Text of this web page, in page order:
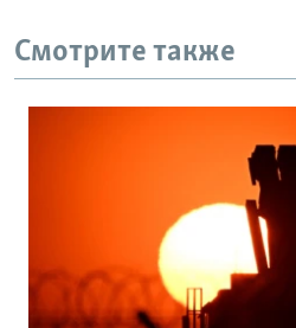
Смотрите также